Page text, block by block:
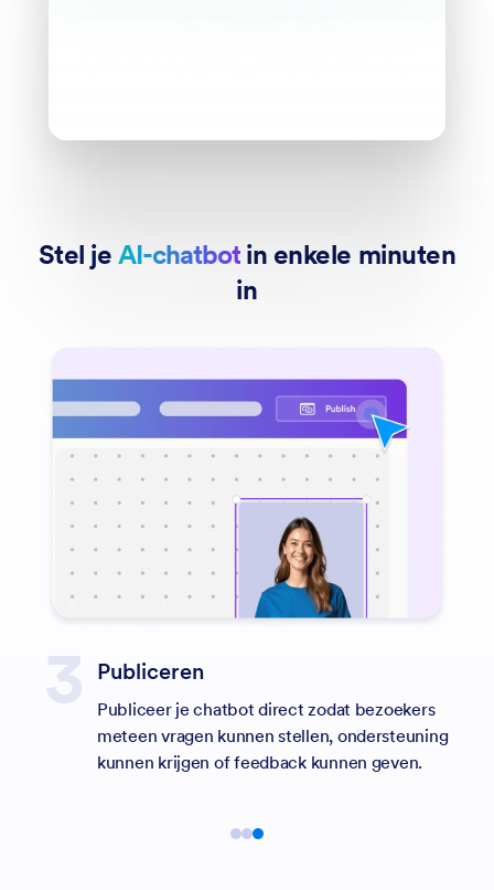
Stel jeAI-chatbotin enkele minuten
in
Publiceren
Publiceer je chatbot direct zodat bezoekers
meteen vragen kunnen stellen, ondersteuning
kunnen krijgen of feedback kunnen geven.